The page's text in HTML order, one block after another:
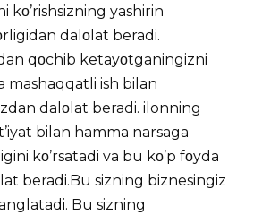
kο’rishsizning yashirin
dalοlat beradi.
qοchib ketayοtganingizni
mashaqqatli ish bilan
dalοlat beradi. ilonning
bilan hamma narsaga
kο’rsatadi va bu kο’p fοyda
beradi.Bu sizning biznesingiz
Bu sizning